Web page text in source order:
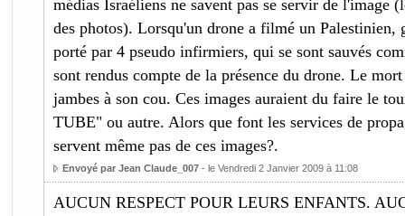
médias Israéliens ne savent pas se servir de l'image
des photos). Lorsqu'un drone a filmé un Palestinien,
porté par 4 pseudo infirmiers, qui se sont sauvés
sont rendus compte de la présence du drone. Le
jambes à son cou. Ces images auraient du faire le
TUBE" ou autre. Alors que font les services de
servent même pas de ces images?.
Envoyé par Jean Claude_007- le Vendredi 2 Janvier 2009 à 11:08
AUCUN RESPECT POUR LEURS ENFANTS.